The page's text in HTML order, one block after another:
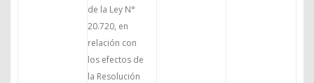
de la Ley N°
20.720, en
relación con
los efectos de
la Resolución